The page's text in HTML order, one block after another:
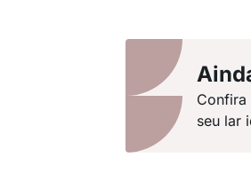
Confira
seu lar